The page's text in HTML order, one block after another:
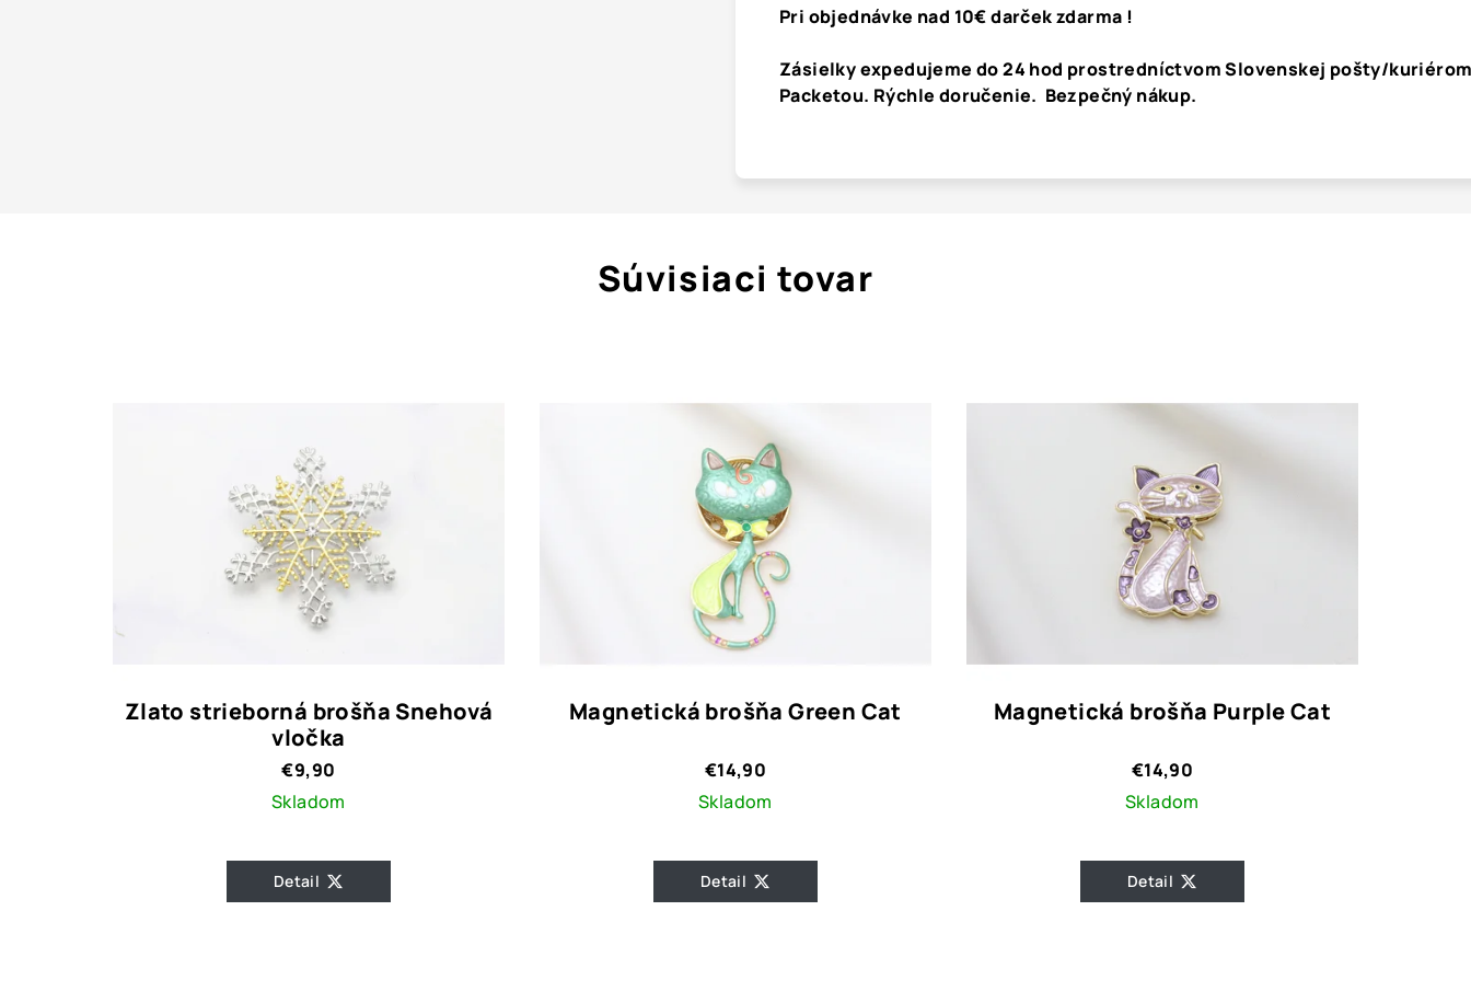
Pri objednávke nad 10€ darček zdarma !
Zásielky expedujeme do 24 hod prostredníctvom Slovenskej pošty/
Packetou. Rýchle doručenie. Bezpečný nákup.
Súvisiaci tovar
Zlato strieborná brošňa Snehová
vločka
€9,90
Skladom
Detail
Magnetická brošňa Green Cat
€14,90
Skladom
Detail
Magnetická brošňa Purple Cat
€14,90
Skladom
Detail